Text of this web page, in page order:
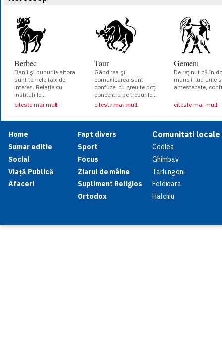
Berbec
Banii şi bunurile altora
sunt temele tale de
interes. Relaţia cu
instituţiile...
citeste mai mult
Taur
Gândirea şi
comunicarea sunt
confuze, cu greu te poţi
concentra pe treburile...
citeste mai mult
Gemeni
De reţinut că în
muncii, lucrurile
amestecate,
citeste mai mult
Home
Sumar editie
Social
Viață Publică
Afaceri
Fapt divers
Sport
Focus
Ziarul de mâine
Supliment Religios
Ortodox
Comunitati locale
Codlea
Ghimbav
Tarlungeni
Feldioara
Halchiu